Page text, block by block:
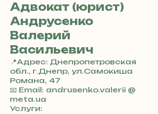
Адвокат (юрист)
Андрусенко
Валерий
Васильевич
📍Адрес: Днепропетровская
обл., г.Днепр, ул.Самокиша
Романа, 47
+
3
8
📧 Email: andrusenko.valerii @
meta.ua
Услуги: